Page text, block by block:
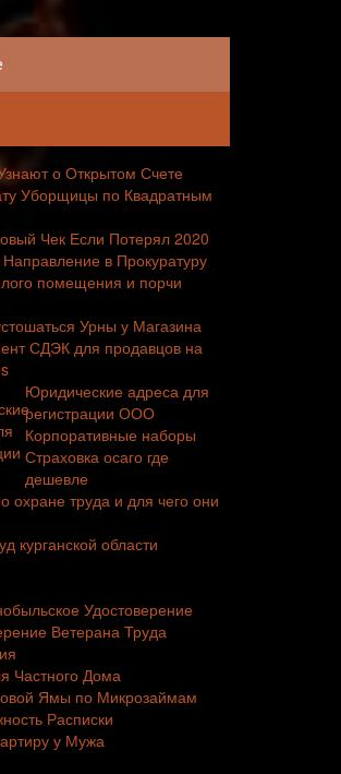
о Открытом Счете
Уборщицы по Квадратным
Чек Если Потерял 2020
в Прокуратуру
помещения и порчи
Урны у Магазина
СДЭК для продавцов на
Юридические адреса для
регистрации ООО
Корпоративные наборы
Страховка осаго где
дешевле
охране труда и для чего они
курганской области
Удостоверение
Ветерана Труда
Частного Дома
Ямы по Микрозаймам
Расписки
у Мужа